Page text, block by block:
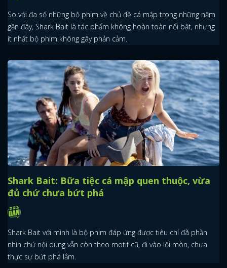
So với đa số những bộ phim về chủ đề cá mập trong những năm
gần đây, Shark Bait là tác phẩm không hoàn toàn nổi bật, nhưng
ít nhất bộ phim không gây phản cảm.
Shark Bait: Bữa tiệc cá mập quen thuộc, vừa
đủ chứ chưa bứt phá
Shark Bait với mình là bộ phim đáp ứng được tiêu chí đã phần
nhìn chứ nội dung vẫn còn theo motif cũ, đi vào lối mòn, chưa
thực sự bứt phá lắm.